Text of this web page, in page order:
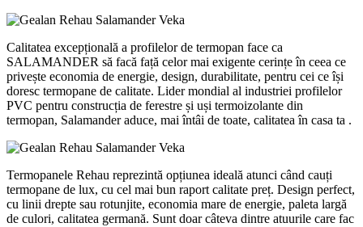
Calitatea excepțională a profilelor de termopan face ca
SALAMANDER să facă față celor mai exigente cerințe în ceea ce
privește economia de energie, design, durabilitate, pentru cei ce își
doresc termopane de calitate. Lider mondial al industriei profilelor
PVC pentru construcția de ferestre și uși termoizolante din
termopan, Salamander aduce, mai întâi de toate, calitatea în casa ta .
Termopanele Rehau reprezintă opțiunea ideală atunci când cauți
termopane de lux, cu cel mai bun raport calitate preț. Design perfect,
cu linii drepte sau rotunjite, economia mare de energie, paleta largă
de culori, calitatea germană. Sunt doar câteva dintre atuurile care fac